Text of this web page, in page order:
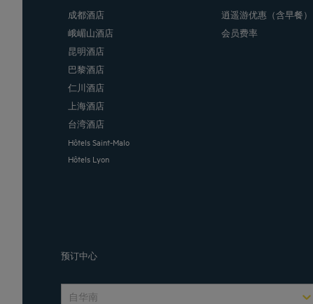
成都酒店
峨嵋山酒店
昆明酒店
巴黎酒店
仁川酒店
上海酒店
台湾酒店
Hôtels Saint-Malo
Hôtels Lyon
逍遥游优惠（含早餐）
会员费率
预订中心
自华南